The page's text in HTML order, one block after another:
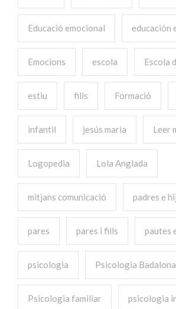
Educació emocional educación
Emocions escola Escola
estiu fills Formació
infantil jesús maria Leer
Logopedia Lola Anglada
mitjans comunicació padres e
pares pares i fills pautes
psicologia Psicologia Badalona
Psicologia familiar psicologia